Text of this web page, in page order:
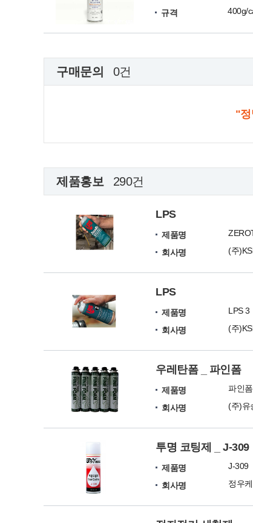
규격
400g/
구매문의 0건
"정
제품홍보 290건
LPS
제품명
회사명
(주
LPS
제품명
LPS 3
회사명
(주
우레탄폼 _ 파인폼
제품명
파인폼
회사명
(주)유
투명 코팅제 _ J-309
제품명
J-309
회사명
정우